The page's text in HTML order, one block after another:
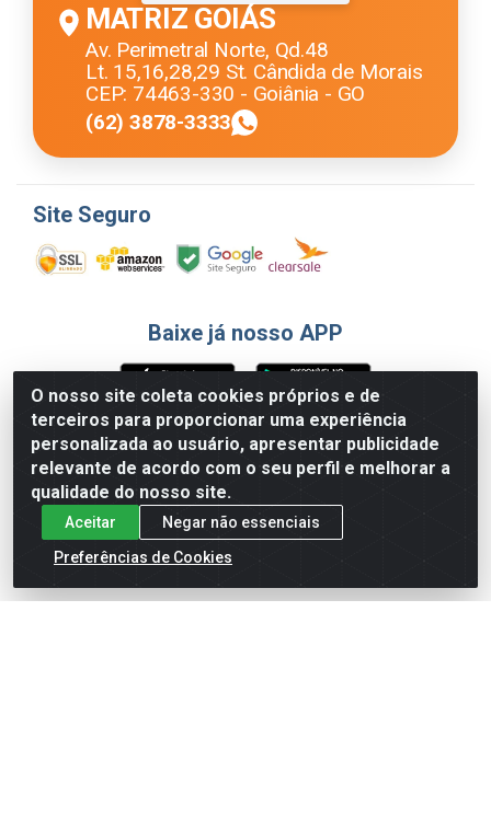
O nosso site coleta cookies próprios e de
terceiros para proporcionar uma experiência
personalizada ao usuário, apresentar publicidade
relevante de acordo com o seu perfil e melhorar a
qualidade do nosso site.
Aceitar
Negar não essenciais
Preferências de Cookies
MATRIZ GOIÁS
Av. Perimetral Norte, Qd.48
Lt. 15,16,28,29 St. Cândida de Morais
CEP: 74463-330 - Goiânia - GO
(62) 3878-3333
Site Seguro
Baixe já nosso APP
Formas de Pagamento